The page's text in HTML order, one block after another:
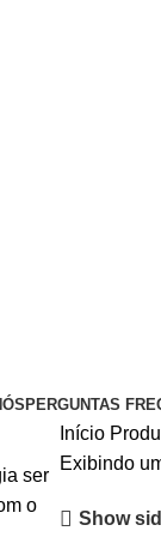
PERGUNTAS
ser
o
Início
Exibindo
Show